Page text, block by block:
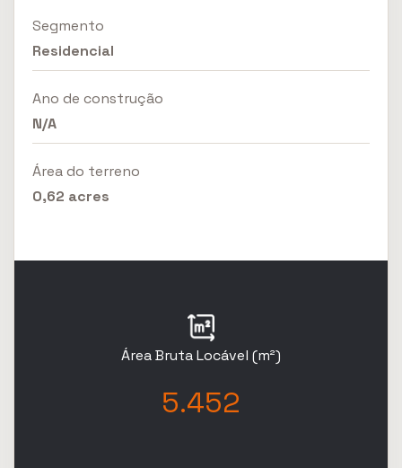
Segmento
Residencial
Ano de construção
N/A
Área do terreno
0,62 acres
Área Bruta Locável (m²)
5.452